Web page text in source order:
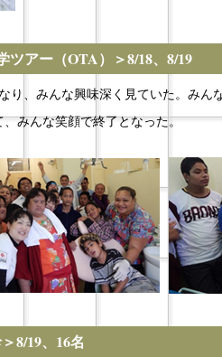
ツアー（OTA）＞8/18、8/19
り、みんな興味深く見ていた。みん
みんな笑顔で終了となった。
8/19、16名